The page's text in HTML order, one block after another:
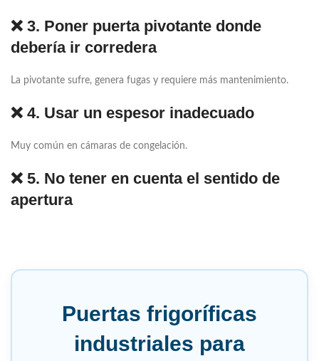
❌ 3. Poner puerta pivotante donde
debería ir corredera
La pivotante sufre, genera fugas y requiere más mantenimiento.
❌ 4. Usar un espesor inadecuado
Muy común en cámaras de congelación.
❌ 5. No tener en cuenta el sentido de
apertura
Puertas frigoríficas
industriales para